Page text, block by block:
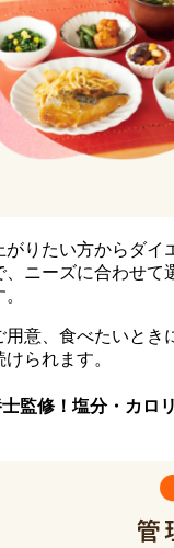
がりたい方からダイ
ニーズに合わせて
意、食べたいとき
られます。
監修！塩分・カロ